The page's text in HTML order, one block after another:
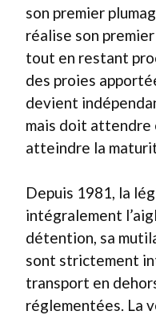
son premier
réalise son
tout en restant
des proies
devient
mais doit attendre
atteindre la
Depuis 1981, la
intégralement
détention, sa
sont strictement
transport en
réglementées. La